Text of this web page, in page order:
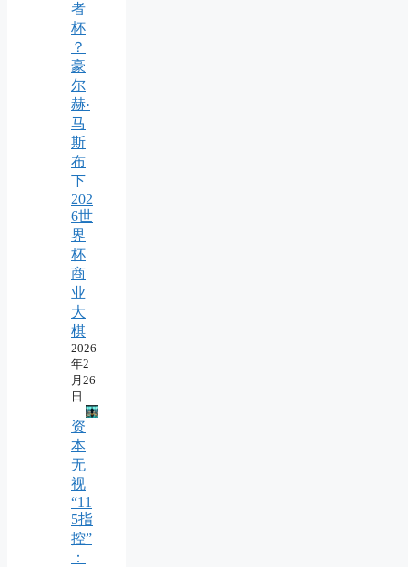
者
杯
？
豪
尔
赫·
马
斯
布
下
202
6世
界
杯
商
业
大
棋
2026
年2
月26
日
资
本
无
视
“11
5指
控”
：